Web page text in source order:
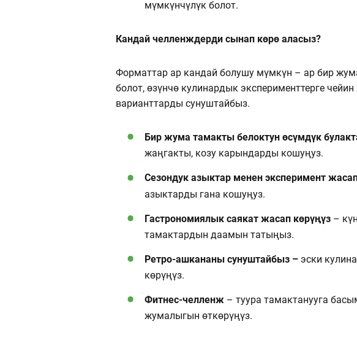
мүмкүнчүлүк болот.
Кандай челленждерди сынап көрө аласыз?
Форматтар ар кандай болушу мүмкүн – ар бир
болот, өзүнчө кулинардык эксперименттерге
варианттарды сунуштайбыз.
Бир жума тамакты белоктун өсүмдүк
жаңгакты, козу карындарды кошуңуз.
Сезондук азыктар менен эксперимент
азыктарды гана кошуңуз.
Гастрономиялык саякат жасап көрүңүз –
тамактардын даамын татыңыз.
Ретро-ашкананы сунуштайбыз – эски
көрүңүз.
Фитнес-челленж – туура тамактанууга
жумалыгын өткөрүңүз.